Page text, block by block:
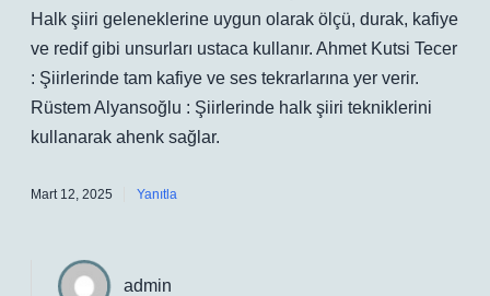
Halk şiiri geleneklerine uygun olarak ölçü, durak, kafiye
ve redif gibi unsurları ustaca kullanır. Ahmet Kutsi Tecer
: Şiirlerinde tam kafiye ve ses tekrarlarına yer verir.
Rüstem Alyansoğlu : Şiirlerinde halk şiiri tekniklerini
kullanarak ahenk sağlar.
Mart 12, 2025 Yanıtla
admin